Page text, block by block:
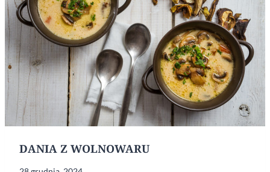
DANIA Z WOLNOWARU